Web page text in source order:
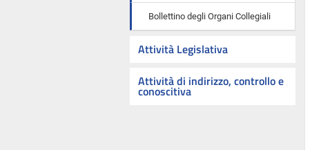
Bollettino degli Organi Collegiali
Attività Legislativa
Attività di indirizzo, controllo e
conoscitiva